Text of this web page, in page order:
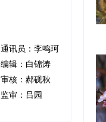
通讯员：李鸣珂
编辑：白锦涛
审核：郝砚秋
监审：吕园